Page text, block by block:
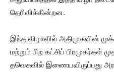
தெரிவிக்கின்றன.
இந்த விழாவில் அதிமுகவின்
மற்றும் பிற கட்சிப் பிரமுகர்கள்
தவெகவில் இணையவிருப்பது